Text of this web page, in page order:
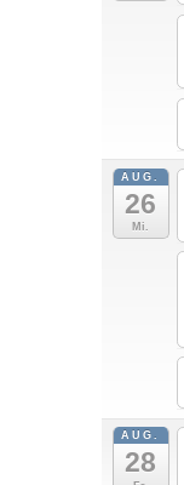
AUG.
26
Mi.
AUG.
28